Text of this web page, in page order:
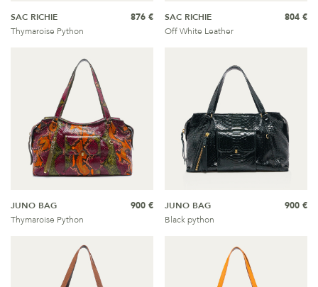
SAC RICHIE
Thymaroise Python
876 €
SAC RICHIE
Off White Leather
804 €
JUNO BAG
Thymaroise Python
900 €
JUNO BAG
Black python
900 €